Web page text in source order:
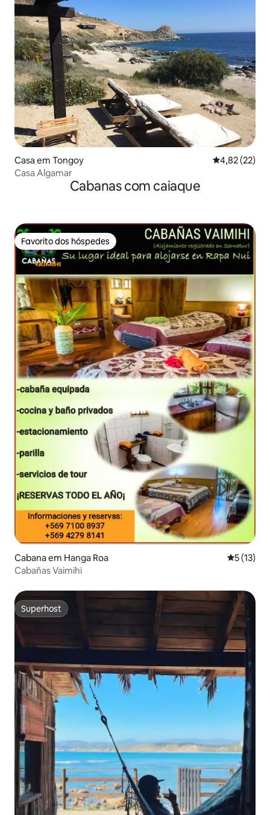
Casa em Tongoy Classificação
4,82 (22)
Casa Algamar
Cabanas com caiaque
Favorito dos hóspedes
Favorito dos hóspedes
Cabana em Hanga Roa
5 (13)
Cabañas Vaimihi
Superhost
Superhost